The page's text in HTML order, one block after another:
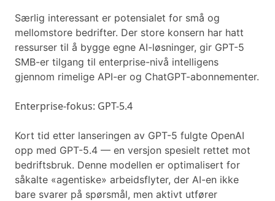
Særlig interessant er potensialet for små og
mellomstore bedrifter. Der store konsern har hatt
ressurser til å bygge egne AI-løsninger, gir GPT-5
SMB-er tilgang til enterprise-nivå intelligens
gjennom rimelige API-er og ChatGPT-abonnementer.
Enterprise-fokus: GPT-5.4
Kort tid etter lanseringen av GPT-5 fulgte OpenAI
opp med GPT-5.4 — en versjon spesielt rettet mot
bedriftsbruk. Denne modellen er optimalisert for
såkalte «agentiske» arbeidsflyter, der AI-en ikke
bare svarer på spørsmål, men aktivt utfører